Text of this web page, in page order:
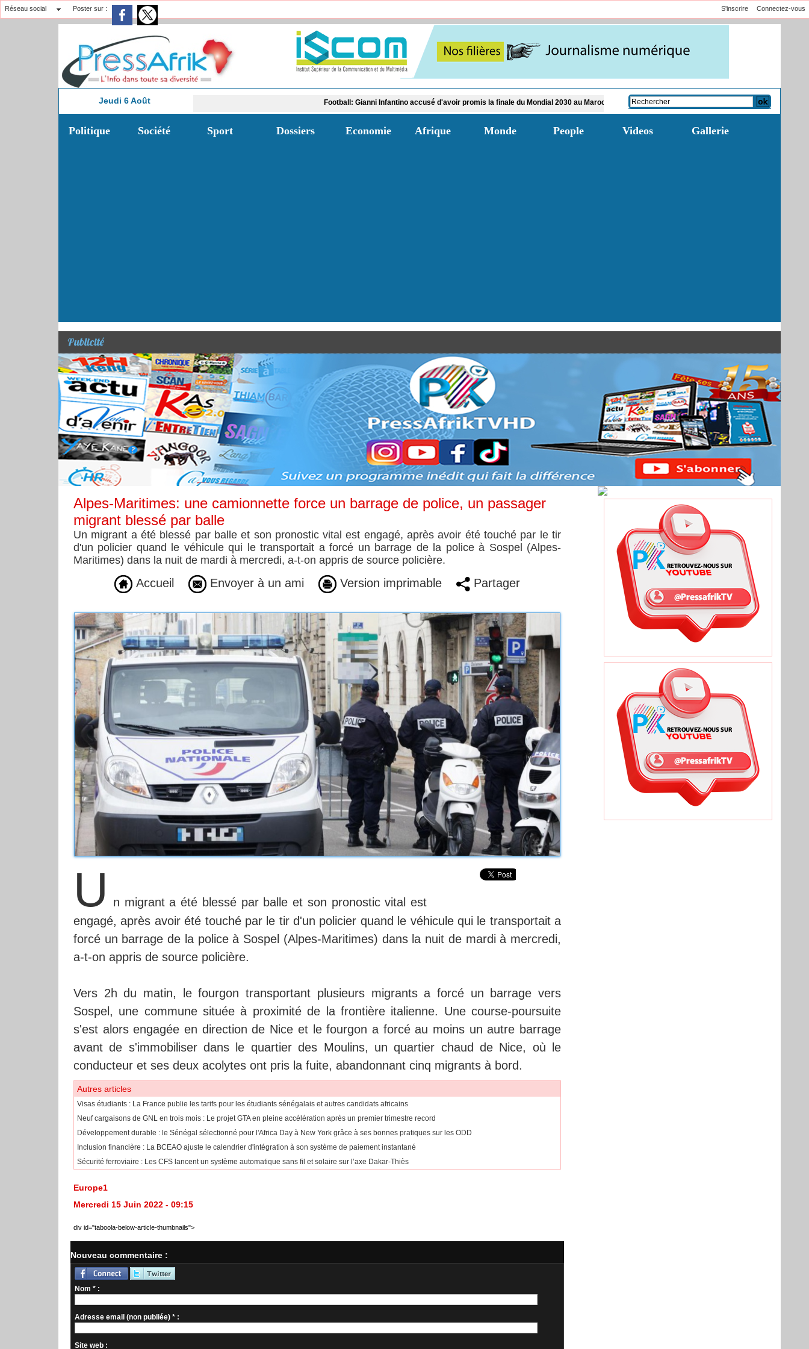
Réseau social Poster sur : Connectez-vous
S'inscrire
Jeudi 6 Août Football: Gianni Infantino accusé d'avoir promis la finale du Mondial 2030 au Maroc France-Algérie: l'affaire Mehdi Laribi relance la coopération policière
Politique Société Sport Dossiers Economie Afrique Monde People Videos Gallerie
Publicité
Alpes-Maritimes: une camionnette force un barrage de police, un passager
migrant blessé par balle
​Un migrant a été blessé par balle et son pronostic vital est engagé, après avoir été touché par le tir
d'un policier quand le véhicule qui le transportait a forcé un barrage de la police à Sospel (Alpes-
Maritimes) dans la nuit de mardi à mercredi, a-t-on appris de source policière.
Accueil Envoyer à un ami Version imprimable Partager
U
n migrant a été blessé par balle et son pronostic vital est
engagé, après avoir été touché par le tir d'un policier quand le véhicule qui le transportait a
forcé un barrage de la police à Sospel (Alpes-Maritimes) dans la nuit de mardi à mercredi,
a-t-on appris de source policière.
Vers 2h du matin, le fourgon transportant plusieurs migrants a forcé un barrage vers
Sospel, une commune située à proximité de la frontière italienne. Une course-poursuite
s'est alors engagée en direction de Nice et le fourgon a forcé au moins un autre barrage
avant de s'immobiliser dans le quartier des Moulins, un quartier chaud de Nice, où le
conducteur et ses deux acolytes ont pris la fuite, abandonnant cinq migrants à bord.
Autres articles
​Visas étudiants : La France publie les tarifs pour les étudiants sénégalais et autres candidats africains
Neuf cargaisons de GNL en trois mois : Le projet GTA en pleine accélération après un premier trimestre record
Développement durable : le Sénégal sélectionné pour l'Africa Day à New York grâce à ses bonnes pratiques sur les ODD
​Inclusion financière : La BCEAO ajuste le calendrier d'intégration à son système de paiement instantané
Sécurité ferroviaire : Les CFS lancent un système automatique sans fil et solaire sur l’axe Dakar-Thiès
Europe1
Mercredi 15 Juin 2022 - 09:15
div id="taboola-below-article-thumbnails">
Nouveau commentaire :
Nom * :
Adresse email (non publiée) * :
Site web :